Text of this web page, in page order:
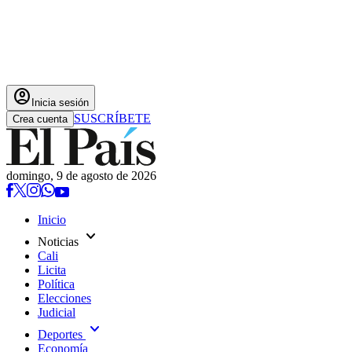
account_circle Inicia sesión
Crea cuenta SUSCRÍBETE
domingo, 9 de agosto de 2026
Inicio
Noticias expand_more
Cali
Licita
Política
Elecciones
Judicial
Deportes expand_more
Economía